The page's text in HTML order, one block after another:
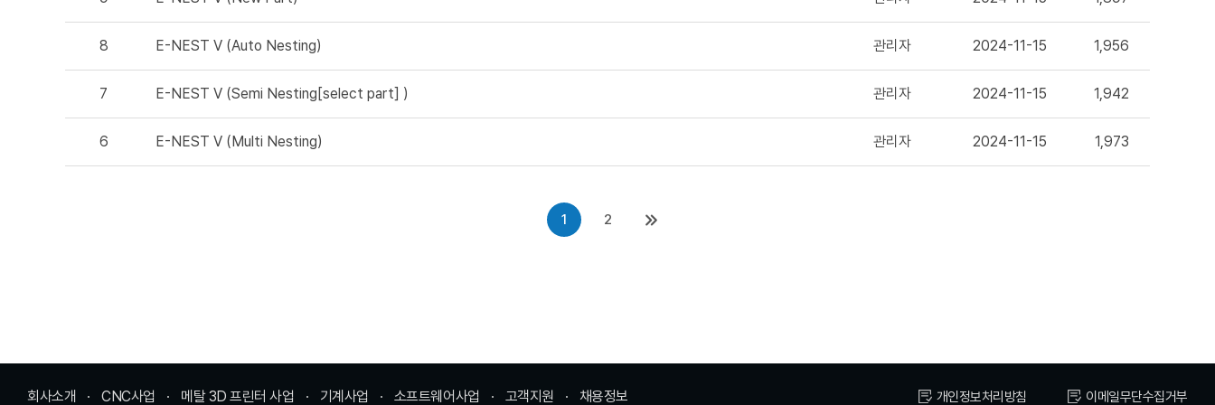
8 E-NEST V (Auto Nesting) 관리자 2024-11-15 1,956
7 E-NEST V (Semi Nesting[select part] ) 관리자 2024-11-15 1,942
6 E-NEST V (Multi Nesting) 관리자 2024-11-15 1,973
1 2
회사소개 CNC사업 메탈 3D 프린터 사업 기계사업 소프트웨어사업 고객지원 채용정보 개인정보처리방침 이메일무단수집거부